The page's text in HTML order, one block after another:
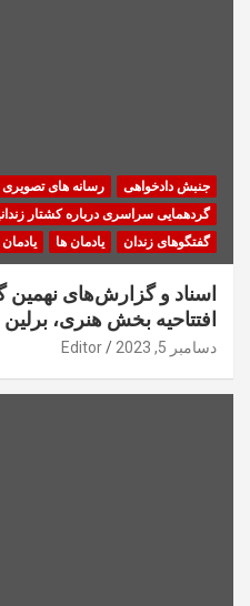
جنبش دادخواهی رسانه های تصویری
گردهمایی سراسری درباره کشتار
گفتگوهای زندان
یادمان ها
اسناد و گزارش‌های
افتتاحیه بخش هنری، برلین ۲۹ سپتامبر ۲۰۲۳
دسامبر 5, 2023 Editor